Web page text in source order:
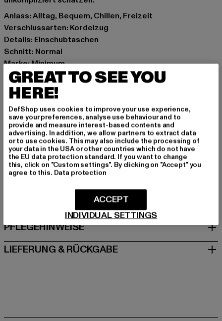
Anlass: Alltag, Bequem, Chillen, Freizeit
Verschlussarten: Kordelzug
Details: Einschubtaschen
Schnitt: Normal
Marke: Minimum
Kat.: Smart & Tailored
Farbe: grün
Hersteller Farbe: chinois green
Materialzusammensetzung: 55% Leinen, 45%
Baumwolle
Art.Nr: MM2407045-10530
Hersteller: Mininum AC |customerservice@minimum.dk
Balticagade 15e | 8000 Aarhus C | DK
GRÖSSE & PASSFORM
PFLEGEHINWEISE
LIEFERUNG & RÜCKGABE
GREAT TO SEE YOU
HERE!
DefShop uses cookies to improve your use experience,
save your preferences, analyse use behaviour and to
provide and measure interest-based contents and
advertising. In addition, we allow partners to extract data
or to use cookies. This may also include the processing of
your data in the USA or other countries which do not have
the EU data protection standard. If you want to change
this, click on "Custom settings". By clicking on "Accept" you
agree to this. Data protection
INDIVIDUAL SETTINGS
ACCEPT